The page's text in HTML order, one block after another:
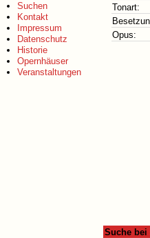
Suchen
Kontakt
Impressum
Datenschutz
Historie
Opernhäuser
Veranstaltungen
Tonart:
Opus:
Suche bei